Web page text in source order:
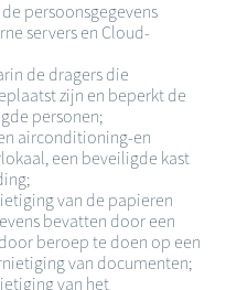
persoonsgegevens
servers en Cloud-
de dragers die
zijn en beperkt de
personen;
airconditioning-en
een beveiligde kast
van de papieren
bevatten door een
beroep te doen op een
van documenten;
van het